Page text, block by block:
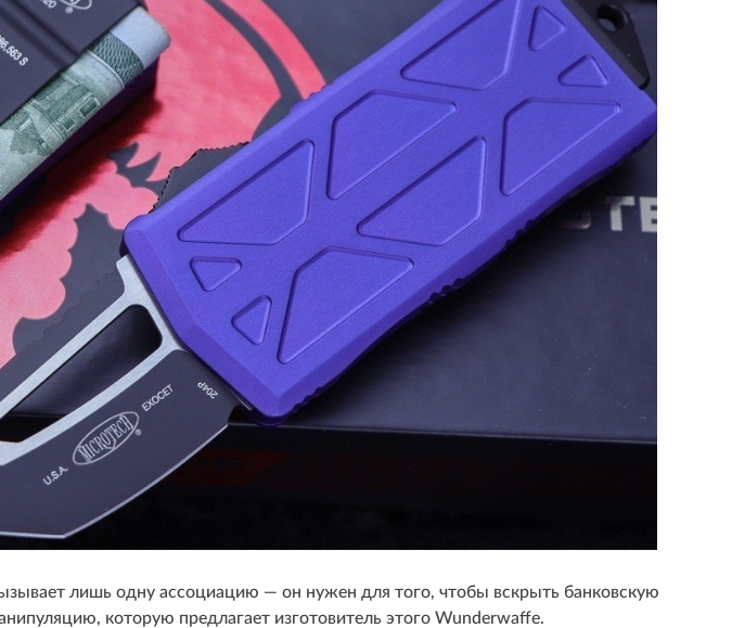
лишь одну ассоциацию — он нужен для того, чтобы вскрыть банковскую
которую предлагает изготовитель этого Wunderwaffe.